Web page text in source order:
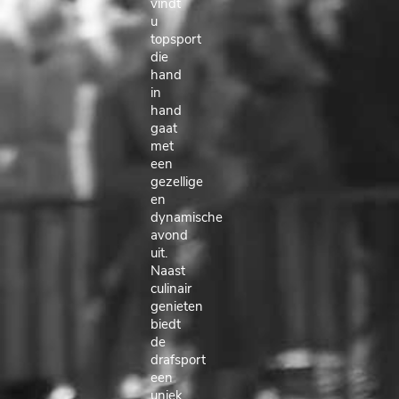
vindt
u
topsport
die
hand
in
hand
gaat
met
een
gezellige
en
dynamische
avond
uit.
Naast
culinair
genieten
biedt
de
drafsport
een